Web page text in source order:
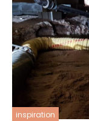
inspiration